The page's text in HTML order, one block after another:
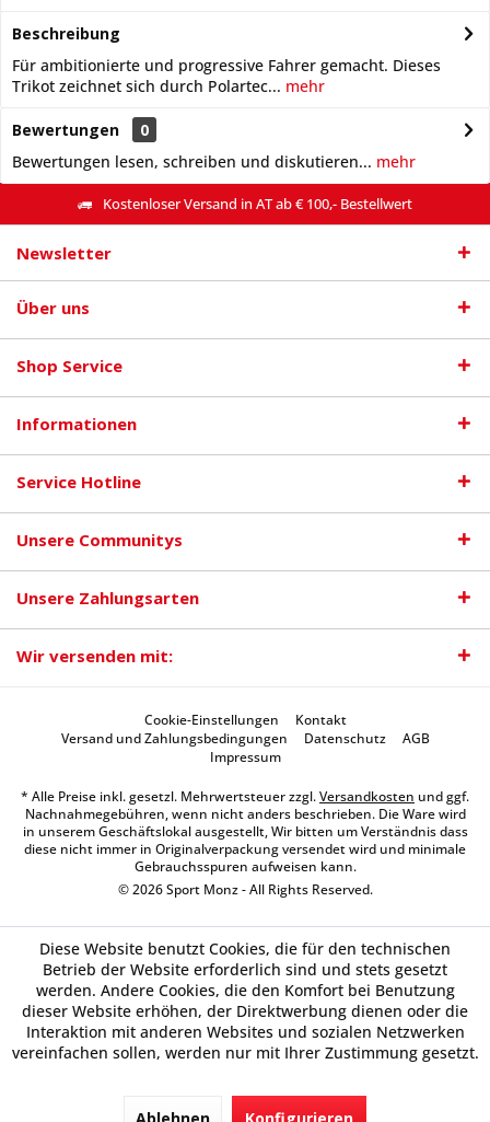
Beschreibung
Für ambitionierte und progressive Fahrer gemacht. Dieses
Trikot zeichnet sich durch Polartec... mehr
Bewertungen
0
Bewertungen lesen, schreiben und diskutieren... mehr
Kostenloser Versand in AT ab € 100,- Bestellwert
Newsletter
Über uns
Shop Service
Informationen
Service Hotline
Unsere Communitys
Unsere Zahlungsarten
Wir versenden mit:
Cookie-Einstellungen
Kontakt
Versand und Zahlungsbedingungen
Datenschutz
AGB
Impressum
* Alle Preise inkl. gesetzl. Mehrwertsteuer zzgl.Versandkosten und ggf.
Nachnahmegebühren, wenn nicht anders beschrieben. Die Ware wird
in unserem Geschäftslokal ausgestellt, Wir bitten um Verständnis dass
diese nicht immer in Originalverpackung versendet wird und minimale
Gebrauchsspuren aufweisen kann.
© 2026 Sport Monz - All Rights Reserved.
Diese Website benutzt Cookies, die für den technischen
Betrieb der Website erforderlich sind und stets gesetzt
werden. Andere Cookies, die den Komfort bei Benutzung
dieser Website erhöhen, der Direktwerbung dienen oder die
Interaktion mit anderen Websites und sozialen Netzwerken
vereinfachen sollen, werden nur mit Ihrer Zustimmung gesetzt.